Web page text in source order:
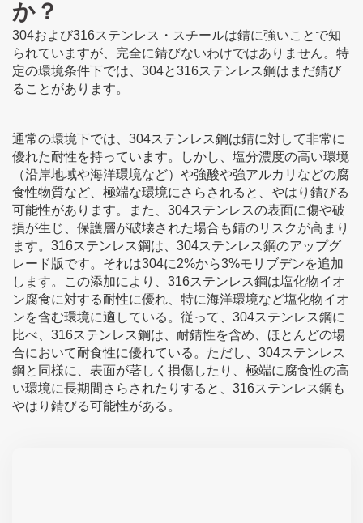
か？
304および316ステンレス・スチールは錆に強いことで知
られていますが、完全に錆びないわけではありません。特
定の環境条件下では、304と316ステンレス鋼はまだ錆び
ることがあります。
通常の環境下では、304ステンレス鋼は錆に対して非常に
優れた耐性を持っています。しかし、塩分濃度の高い環境
（沿岸地域や海洋環境など）や強酸や強アルカリなどの腐
食性物質など、極端な環境にさらされると、やはり錆びる
可能性があります。また、304ステンレスの表面に傷や破
損が生じ、保護層が破壊された場合も錆のリスクが高まり
ます。316ステンレス鋼は、304ステンレス鋼のアップグ
レード版です。それは304に2%から3%モリブデンを追加
します。この添加により、316ステンレス鋼は塩化物イオ
ン腐食に対する耐性に優れ、特に海洋環境など塩化物イオ
ンを含む環境に適している。従って、304ステンレス鋼に
比べ、316ステンレス鋼は、耐錆性を含め、ほとんどの場
合において耐食性に優れている。ただし、304ステンレス
鋼と同様に、表面が著しく損傷したり、極端に腐食性の高
い環境に長期間さらされたりすると、316ステンレス鋼も
やはり錆びる可能性がある。